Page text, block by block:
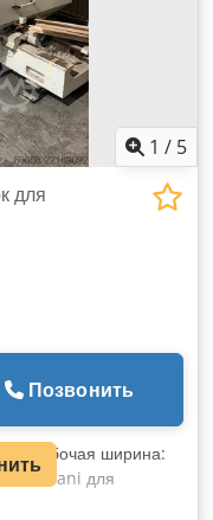
1 / 5
для
Позвонить
, рабочая ширина:
Gabbiani для